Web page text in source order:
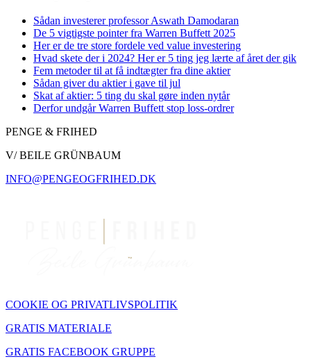
Sådan investerer professor Aswath Damodaran
De 5 vigtigste pointer fra Warren Buffett 2025
Her er de tre store fordele ved value investering
Hvad skete der i 2024? Her er 5 ting jeg lærte af året der gik
Fem metoder til at få indtægter fra dine aktier
Sådan giver du aktier i gave til jul
Skat af aktier: 5 ting du skal gøre inden nytår
Derfor undgår Warren Buffett stop loss-ordrer
PENGE & FRIHED
V/ BEILE GRÜNBAUM
INFO@PENGEOGFRIHED.DK
COOKIE OG PRIVATLIVSPOLITIK
GRATIS MATERIALE
GRATIS FACEBOOK GRUPPE